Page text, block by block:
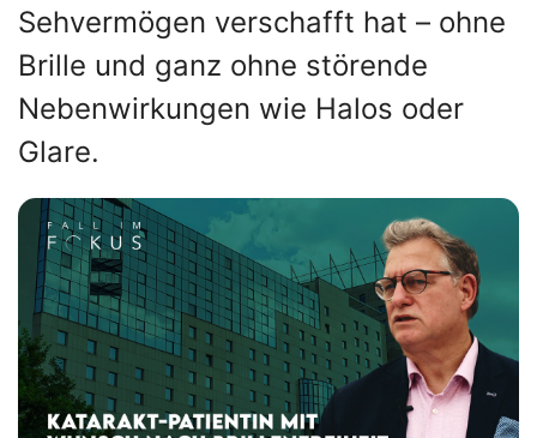
Sehvermögen verschafft hat – ohne
Brille und ganz ohne störende
Nebenwirkungen wie Halos oder
Glare.